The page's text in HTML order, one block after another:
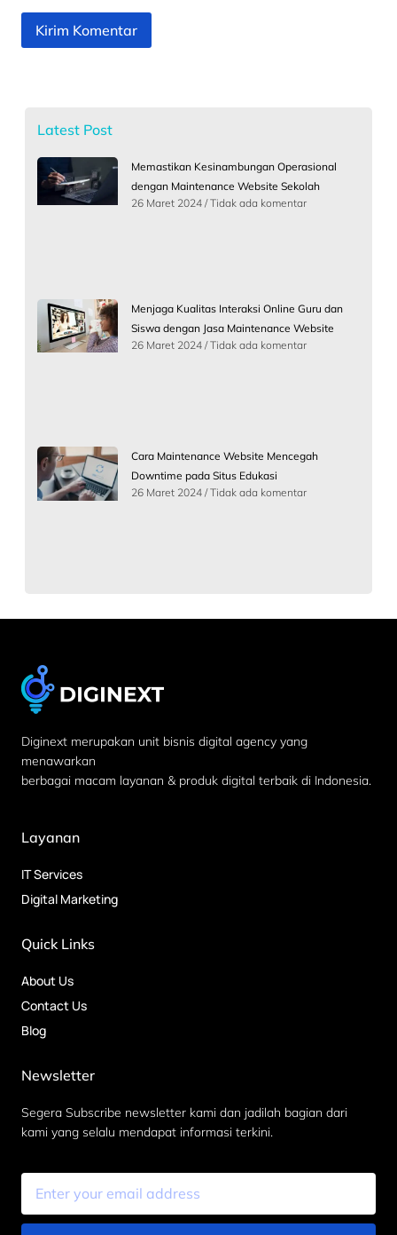
Latest Post
Memastikan Kesinambungan Operasional
dengan Maintenance Website Sekolah
26 Maret 2024 Tidak ada komentar
Menjaga Kualitas Interaksi Online Guru dan
Siswa dengan Jasa Maintenance Website
26 Maret 2024 Tidak ada komentar
Cara Maintenance Website Mencegah
Downtime pada Situs Edukasi
26 Maret 2024 Tidak ada komentar
Diginext merupakan unit bisnis digital agency yang
menawarkan
berbagai macam layanan & produk digital terbaik di Indonesia.
Layanan
IT Services
Digital Marketing
Quick Links
About Us
Contact Us
Blog
Newsletter
Segera Subscribe newsletter kami dan jadilah bagian dari
kami yang selalu mendapat informasi terkini.